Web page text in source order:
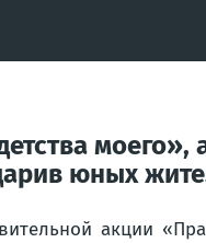
юных
акции